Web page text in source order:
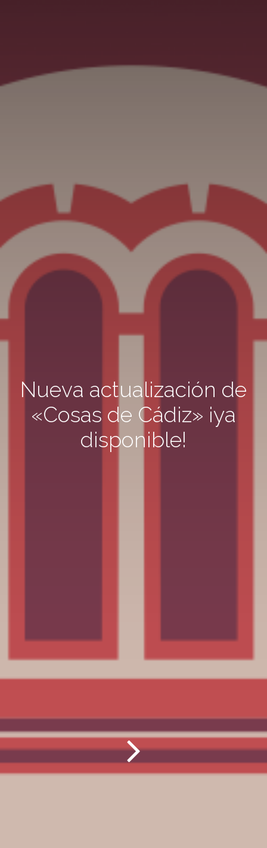
Nueva actualización de
«Cosas de Cádiz» ¡ya
disponible!